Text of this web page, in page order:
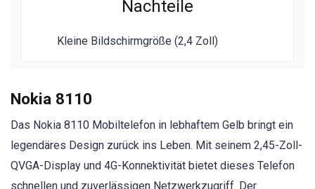
Nachteile
Kleine Bildschirmgröße (2,4 Zoll)
Nokia 8110
Das Nokia 8110 Mobiltelefon in lebhaftem Gelb bringt ein
legendäres Design zurück ins Leben. Mit seinem 2,45-Zoll-
QVGA-Display und 4G-Konnektivität bietet dieses Telefon
schnellen und zuverlässigen Netzwerkzugriff. Der